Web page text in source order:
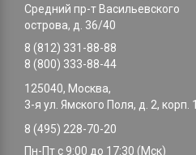
Средний пр-т Васильевского
острова, д. 36/40
8 (812) 331-88-88
8 (800) 333-88-44
125040, Москва,
3-я ул. Ямского Поля, д. 2, корп. 1
8 (495) 228-70-20
Пн-Пт с 9:00 до 17:30 (Мск)